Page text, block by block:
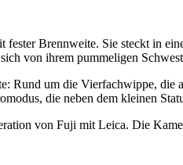
Brennweite. Sie steckt in
von ihrem pummeligen
Rund um die Vierfachwippe,
die neben dem kleinen
von Fuji mit Leica. Die